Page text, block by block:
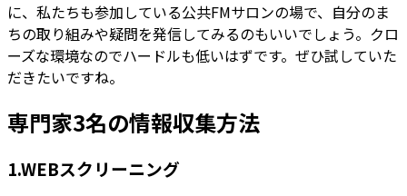
に、私たちも参加している公共FMサロンの場で、自分のま
ちの取り組みや疑問を発信してみるのもいいでしょう。クロ
ーズな環境なのでハードルも低いはずです。ぜひ試していた
だきたいですね。
専門家3名の情報収集方法
1.WEBスクリーニング